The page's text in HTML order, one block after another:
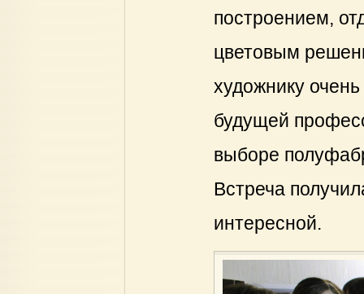
построением,
цветовым
художнику
будущей
выборе
Встреча
интересной.